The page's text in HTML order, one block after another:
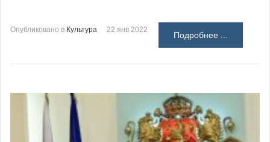
Опубликовано в Культура 22 янв 2022
Подробнее ...